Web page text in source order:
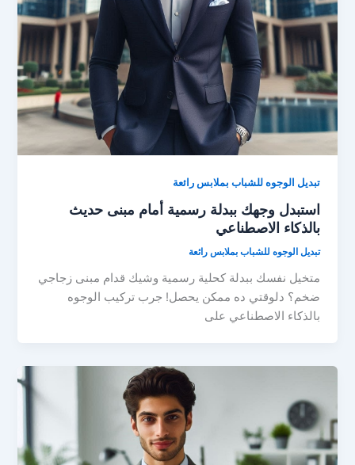
تبديل الوجوه للشباب بملابس رائعة
استبدل وجهك ببدلة رسمية أمام مبنى حديث
بالذكاء الاصطناعي
تبديل الوجوه للشباب بملابس رائعة
متخيل نفسك ببدلة كحلية رسمية وشيك قدام مبنى زجاجي
ضخم؟ دلوقتي ده ممكن يحصل! جرب تركيب الوجوه
بالذكاء الاصطناعي على